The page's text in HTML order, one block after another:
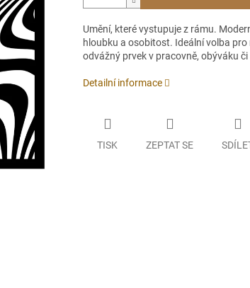
Umění, které vystupuje z rámu.
hloubku a osobitost. Ideální volba
odvážný prvek v pracovně, obýváku
Detailní informace
TISK ZEPTAT SE